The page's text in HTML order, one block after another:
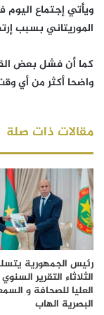
ويأتي إجتماع
الموريتاني بسبب
كما أن فشل بعض
واضحا أكثر من أي
مقالات ذات صلة
رئيس الجمهورية
الثلاثاء التقرير
العليا للصحافة و
البصرية الهاب